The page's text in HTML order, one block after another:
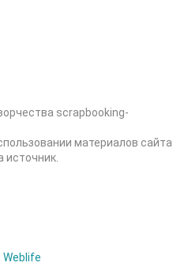
scrapbooking-
материалов сайта
источник.
Weblife